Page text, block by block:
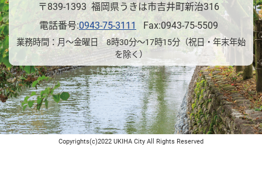
〒839-1393 福岡県うきは市吉井町新治316
電話番号:0943-75-3111 Fax:0943-75-5509
業務時間：月～金曜日 8時30分～17時15分（祝日・年末年始
を除く）
Copyrights(c)2022 UKIHA City All Rights Reserved